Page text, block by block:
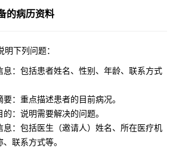
的病历资料
明下列问题：
息：包括患者姓名、性别、年龄、联系方式
要：重点描述患者的目前病况。
的：说明需要解决的问题。
息：包括医生（邀请人）姓名、所在医疗机
联系方式等。